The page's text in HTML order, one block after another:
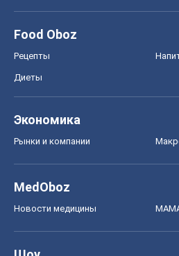
Food Oboz
Рецепты
Диеты
Экономика
Рынки и компании
MedOboz
Новости медицины